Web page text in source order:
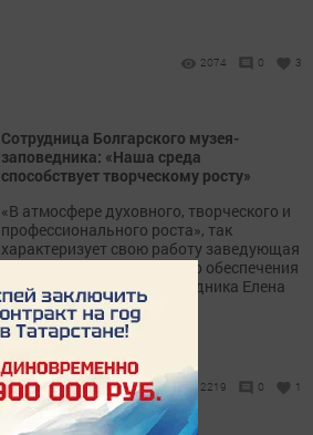
2074 0 3
Сотрудница Болгарского музея-
заповедника: «Наша среда
способствует творческому росту»
«В атмосфере духовного, творческого и
профессионального роста», так
характеризует свою работу заведующая
отделом информационного обеспечения
Болгарского музея-заповедника Елена
Ефимова.
2219 0 1